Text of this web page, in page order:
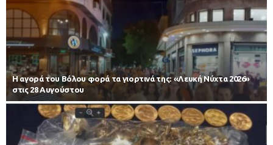
Η αγορά του Βόλου φορά τα γιορτινά της: «Λευκή Νύχτα 2026»
στις 28 Αυγούστου